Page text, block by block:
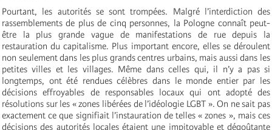
Pourtant, les autorités se sont trompées. Malgré l’interdiction des
rassemblements de plus de cinq personnes, la Pologne connaît peut-
être la plus grande vague de manifestations de rue depuis la
restauration du capitalisme. Plus important encore, elles se déroulent
non seulement dans les plus grands centres urbains, mais aussi dans les
petites villes et les villages. Même dans celles qui, il n’y a pas si
longtemps, ont été rendues célèbres dans le monde entier par les
décisions effroyables de responsables locaux qui ont adopté des
résolutions sur les « zones libérées de l’idéologie LGBT ». On ne sait pas
exactement ce que signifiait l’instauration de telles « zones », mais ces
décisions des autorités locales étaient une impitoyable et dégoûtante